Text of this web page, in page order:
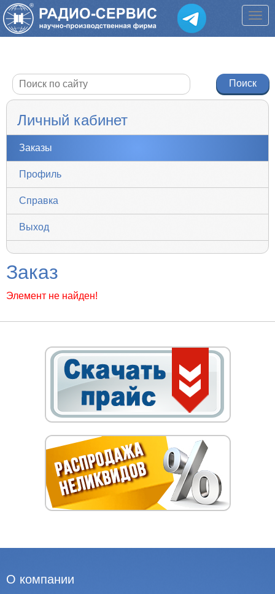
Личный кабинет
Заказы
Профиль
Справка
Выход
Заказ
Элемент не найден!
О компании